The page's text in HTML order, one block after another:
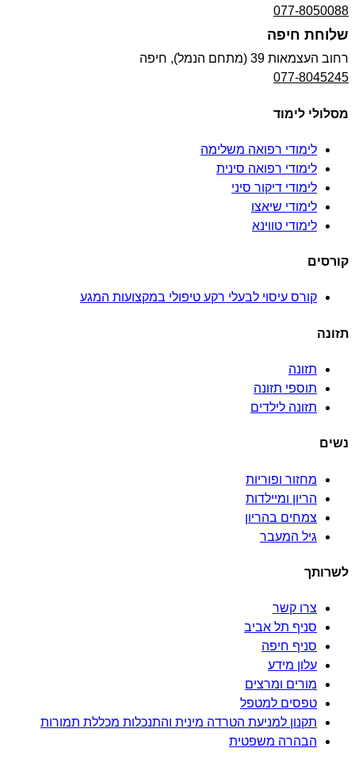
077-8050088
שלוחת חיפה
רחוב העצמאות 39 (מתחם הנמל), חיפה
077-8045245
מסלולי לימוד
לימודי רפואה משלימה
לימודי רפואה סינית
לימודי דיקור סיני
לימודי שיאצו
לימודי טווינא
קורסים
קורס עיסוי לבעלי רקע טיפולי במקצועות המגע
תזונה
תזונה
תוספי תזונה
תזונה לילדים
נשים
מחזור ופוריות
הריון ומיילדות
צמחים בהריון
גיל המעבר
לשרותך
צרו קשר
סניף תל אביב
סניף חיפה
עלון מידע
מורים ומרצים
טפסים למטפל
תקנון למניעת הטרדה מינית והתנכלות מכללת תמורות
הבהרה משפטית